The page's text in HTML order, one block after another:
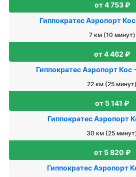
от 4 753 ₽
Гиппократес Аэропорт
7 км (10 минут)
от 4 462 ₽
Гиппократес Аэропорт Кос
22 км (25 минут)
от 5 141 ₽
Гиппократес Аэропорт
30 км (25
от 5 820 ₽
Гиппократес Аэропорт